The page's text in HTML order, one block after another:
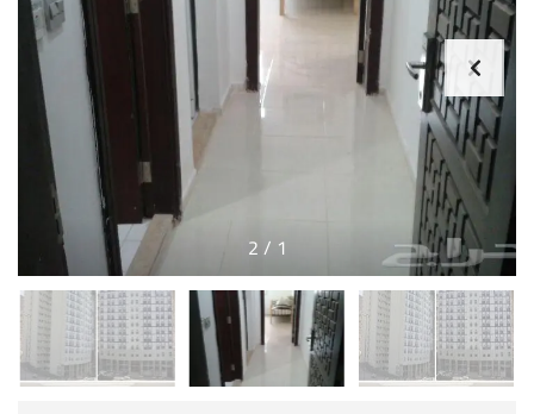
1
/
2